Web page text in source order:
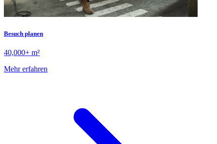
Besuch planen
40,000+ m²
Mehr erfahren